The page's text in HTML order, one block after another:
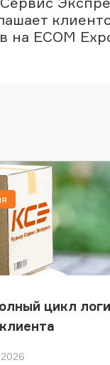
на ECOM
цикл